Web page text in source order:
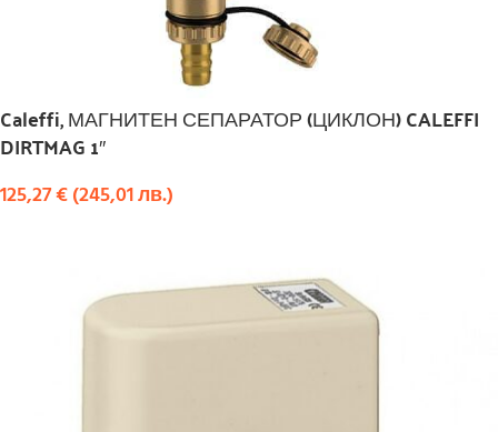
Caleffi, МАГНИТЕН СЕПАРАТОР (ЦИКЛОН) CALEFFI
DIRTMAG 1″
125,27€(245,01лв.)